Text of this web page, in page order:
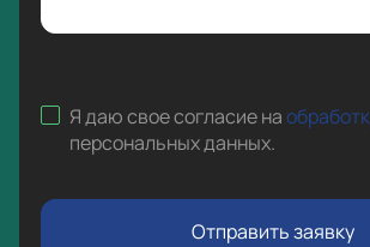
Я даю свое согласие на
персональных данных.
Отправить заявку